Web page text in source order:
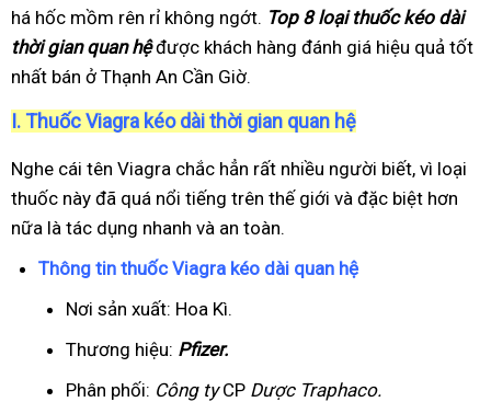
há hốc mồm rên rỉ không ngớt. Top 8 loại thuốc kéo dài
thời gian quan hệđược khách hàng đánh giá hiệu quả tốt
nhất bán ở Thạnh An Cần Giờ.
I. Thuốc Viagra kéo dài thời gian quan hệ
Nghe cái tên Viagra chắc hẳn rất nhiều người biết, vì loại
thuốc này đã quá nổi tiếng trên thế giới và đặc biệt hơn
nữa là tác dụng nhanh và an toàn.
Thông tin thuốc Viagra kéo dài quan hệ
Nơi sản xuất: Hoa Kì.
Thương hiệu: Pfizer.
Phân phối: Công tyCP Dược Traphaco.